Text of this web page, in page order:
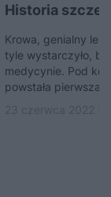
Historia
Krowa, genialny
tyle wystarczyło,
medycynie. Pod
powstała pierwsza